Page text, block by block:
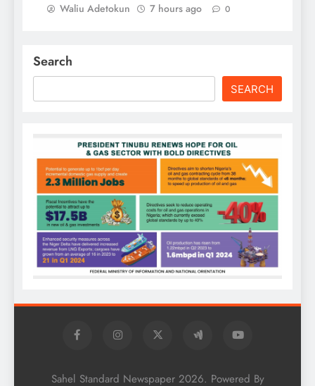
Waliu Adetokun 7 hours ago 0
Search
SEARCH
Sahel Standard Newspaper 2026. Powered By